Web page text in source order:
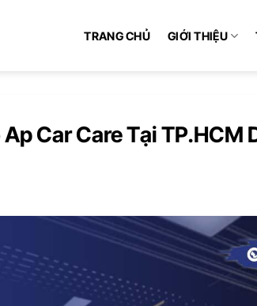
TRANG CHỦ GIỚI THIỆU
Car Care Tại TP.HCM